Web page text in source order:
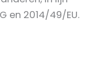
en 2014/49/EU.